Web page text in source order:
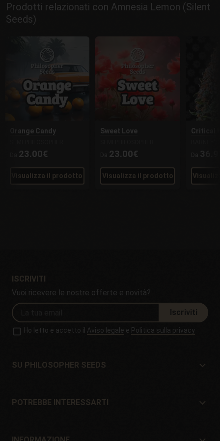
Prodotti relazionati con Amnesia Lemon (Silent
Seeds)
Orange Candy
23.00€
Visualizza il prodotto
Sweet Love
23.00€
Visualizza il prodotto
Critical
ISCRIVITI
Vuoi ricevere le nostre offerte e novità?
Iscriviti
Ho letto e accetto il Aviso legale e Politica sulla privacy
SU PHILOSOPHER SEEDS
Situazione e contatto
POTREBBE INTERESSARTI
Offerte